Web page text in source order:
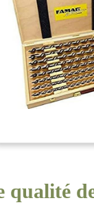
qualité